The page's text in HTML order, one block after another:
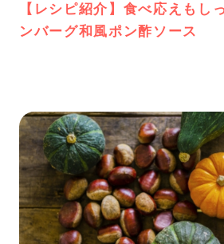
【レシピ紹介】食べ応えもし
ンバーグ和風ポン酢ソース